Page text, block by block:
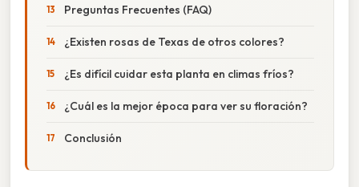
Preguntas Frecuentes (FAQ)
¿Existen rosas de Texas de otros colores?
¿Es difícil cuidar esta planta en climas fríos?
¿Cuál es la mejor época para ver su floración?
Conclusión